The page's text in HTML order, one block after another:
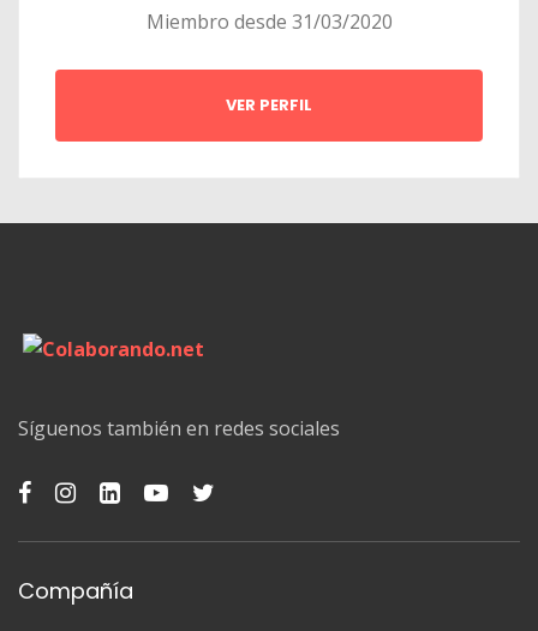
Miembro desde 31/03/2020
VER PERFIL
Síguenos también en redes sociales
Compañía